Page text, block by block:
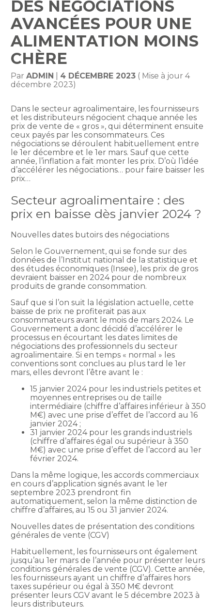
DES NÉGOCIATIONS
AVANCÉES POUR UNE
ALIMENTATION MOINS
CHÈRE
ParADMIN 4 DÉCEMBRE 2023 ( Mise à jour 4
décembre 2023)
Dans le secteur agroalimentaire, les fournisseurs
et les distributeurs négocient chaque année les
prix de vente de « gros », qui déterminent ensuite
ceux payés par les consommateurs. Ces
négociations se déroulent habituellement entre
le 1er décembre et le 1er mars. Sauf que cette
année, l’inflation a fait monter les prix. D’où l’idée
d’accélérer les négociations… pour faire baisser les
prix…
Secteur agroalimentaire : des
prix en baisse dès janvier 2024 ?
Nouvelles dates butoirs des négociations
Selon le Gouvernement, qui se fonde sur des
données de l’Institut national de la statistique et
des études économiques (Insee), les prix de gros
devraient baisser en 2024 pour de nombreux
produits de grande consommation.
Sauf que si l’on suit la législation actuelle, cette
baisse de prix ne profiterait pas aux
consommateurs avant le mois de mars 2024. Le
Gouvernement a donc décidé d’accélérer le
processus en écourtant les dates limites de
négociations des professionnels du secteur
agroalimentaire. Si en temps « normal » les
conventions sont conclues au plus tard le 1er
mars, elles devront l’être avant le :
15 janvier 2024 pour les industriels petites et
moyennes entreprises ou de taille
intermédiaire (chiffre d’affaires inférieur à 350
M€) avec une prise d’effet de l’accord au 16
janvier 2024 ;
31 janvier 2024 pour les grands industriels
(chiffre d’affaires égal ou supérieur à 350
M€) avec une prise d’effet de l’accord au 1er
février 2024.
Dans la même logique, les accords commerciaux
en cours d’application signés avant le 1er
septembre 2023 prendront fin
automatiquement, selon la même distinction de
chiffre d’affaires, au 15 ou 31 janvier 2024.
Nouvelles dates de présentation des conditions
générales de vente (CGV)
Habituellement, les fournisseurs ont également
jusqu’au 1er mars de l’année pour présenter leurs
conditions générales de vente (CGV). Cette année,
les fournisseurs ayant un chiffre d’affaires hors
taxes supérieur ou égal à 350 M€ devront
présenter leurs CGV avant le 5 décembre 2023 à
leurs distributeurs.